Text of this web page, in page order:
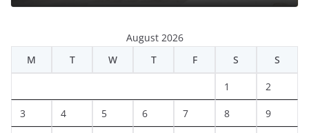
August 2026
M
T W T F S S
1 2
3 4 5 6 7 8 9